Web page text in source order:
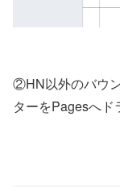
②HN以外のバウ
ターをPagesへド